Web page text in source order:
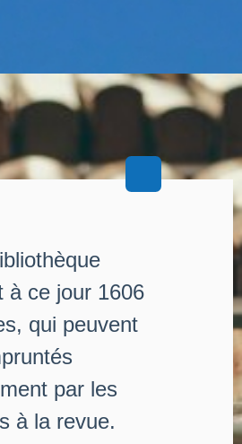
à ce jour 1606
qui peuvent
par les
à la revue.